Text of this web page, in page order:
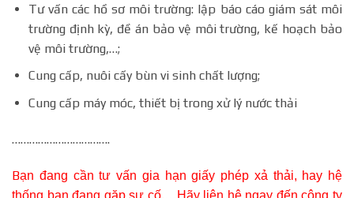
Tư vấn các hồ sơ môi trường: lập báo cáo giám sát môi
trường định kỳ, đề án bảo vệ môi trường, kế hoạch bảo
vệ môi trường,…;
Cung cấp, nuôi cấy bùn vi sinh chất lượng;
Cung cấp máy móc, thiết bị trong xử lý nước thải
…………………………….
Bạn đang cần tư vấn gia hạn giấy phép xả thải, hay hệ
thống bạn đang gặp sự cố,…Hãy liên hệ ngay đến công ty